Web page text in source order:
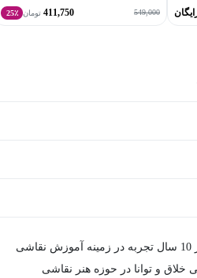
549,000
411,750 تومان 25٪
سید سبحان طباطبایی با بیش از 10 سال تجربه در زمینه آموزش نقاشی
خلاق و توانا در حوزه هنر نقاشی